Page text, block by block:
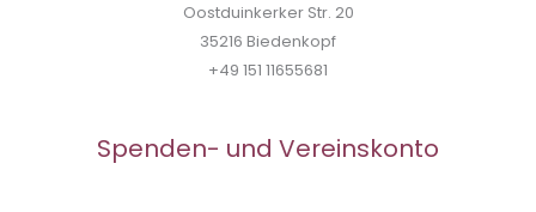
Oostduinkerker Str. 20
35216 Biedenkopf
+49 151 11655681
Spenden- und Vereinskonto